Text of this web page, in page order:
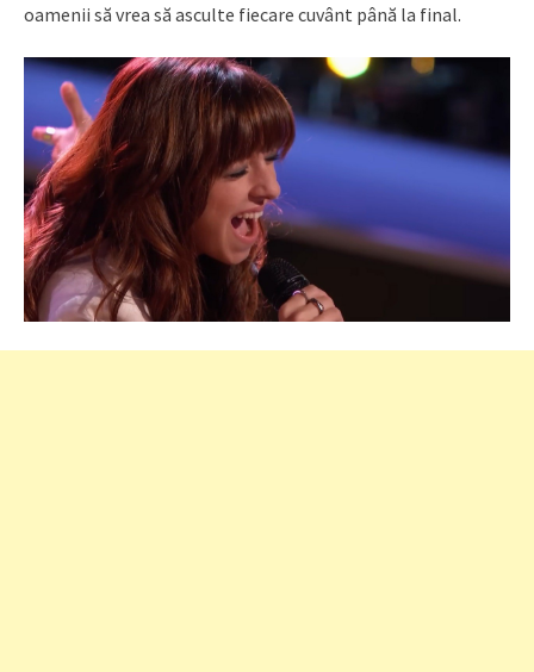
oamenii să vrea să asculte fiecare cuvânt până la final.